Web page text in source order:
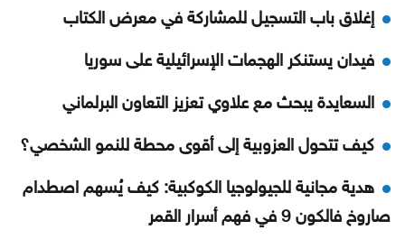
إغلاق باب التسجيل للمشاركة في معرض الكتاب
فيدان يستنكر الهجمات الإسرائيلية على سوريا
السعايدة يبحث مع علاوي تعزيز التعاون البرلماني
كيف تتحول العزوبية إلى أقوى محطة للنمو الشخصي؟
هدية مجانية للجيولوجيا الكوكبية: كيف يُسهم اصطدام
صاروخ فالكون 9 في فهم أسرار القمر